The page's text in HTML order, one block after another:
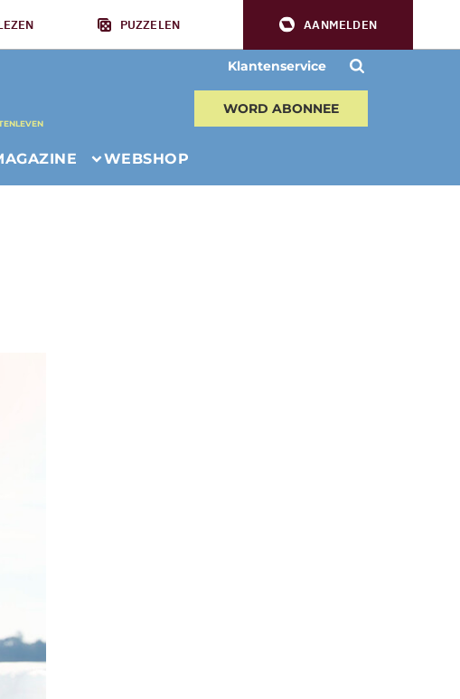
PUZZELEN AANMELDEN
Klantenservice
WORD ABONNEE
WEBSHOP